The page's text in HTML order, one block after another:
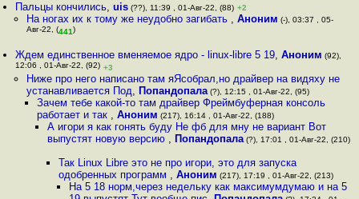
Пальцы кончились,uis (??), 11:39 , 01-Авг-22, (88) +2
На ногах их к тому же неудобно загибать , Аноним (-), 03:37 , 05-
Авг-22, (441)
Ждем единственное вменяемое ядро - linux-libre 5 19,Аноним (92),
12:06 , 01-Авг-22, (92) +3
Ниже про него написано там яЯсобрал,но драйвер на видяху не
устанавливается Под, Попандопала(?), 12:15 , 01-Авг-22, (95)
Зачем тебе какой-то там драйвер Фреймбуферная консоль
работает и так , Аноним (217), 16:14 , 01-Авг-22, (188)
А игори я как гонять буду Не фб для мну не вариант Вот
выпустят новую версию , Попандопала (?), 17:01 , 01-Авг-22, (210)
Так Linux Libre это не про игори, это для запуска
одобренных программ , Аноним (217), 17:19 , 01-Авг-22, (213)
На 5 18 норм,через недельку как максимумдумаю и на 5